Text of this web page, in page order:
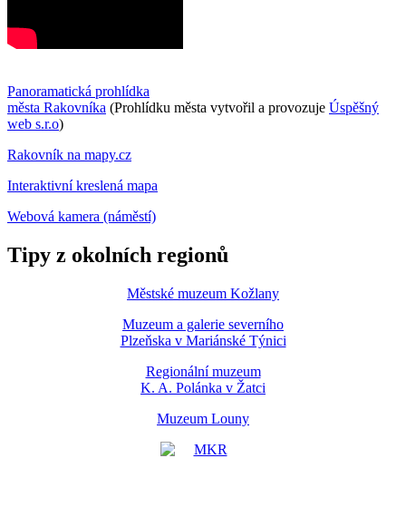
Panoramatická prohlídka
města Rakovníka (Prohlídku města vytvořil a provozuje Úspěšný
web s.r.o)
Rakovník na mapy.cz
Interaktivní kreslená mapa
Webová kamera (náměstí)
Tipy z okolních regionů
Městské muzeum Kožlany
Muzeum a galerie severního
Plzeňska v Mariánské Týnici
Regionální muzeum
K. A. Polánka v Žatci
Muzeum Louny